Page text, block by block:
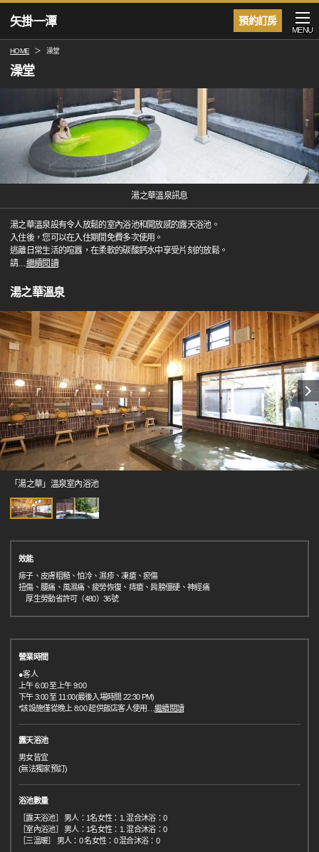
預約訂房
矢掛一潭
MENU
HOME 澡堂
澡堂
湯之華溫泉訊息
湯之華溫泉設有令人放鬆的室內浴池和開放感的露天浴池。
入住後，您可以在入住期間免費多次使用。
逃離日常生活的喧囂，在柔軟的碳酸鈣水中享受片刻的放鬆。
請…繼續閱讀
湯之華溫泉
「湯之華」溫泉室內浴池
效能
痱子、皮膚粗糙、怕冷、濕疹、凍瘡、瘀傷
扭傷、腰痛、風濕痛、疲勞恢復、痔瘡、肩膀僵硬、神經痛
厚生勞動省許可（480）36號
營業時間
●客人
上午 6:00 至上午 9:00
下午 3:00 至 11:00(最後入場時間 22:30 PM)
*該設施僅從晚上 8:00 起供飯店客人使用
繼續閱讀
露天浴池
男女皆宜
(無法獨家預訂)
浴池數量
［露天浴池］ 男人：1名女性：1. 混合沐浴：0
［室內浴池］ 男人：1名女性：1. 混合沐浴：0
［三溫暖］ 男人：0 名女性：0 混合沐浴：0